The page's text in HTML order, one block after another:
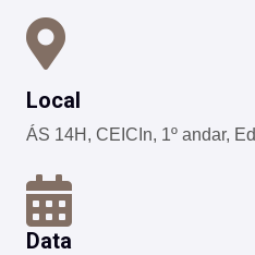
Local
ÁS 14H, CEICIn, 1º andar,
Data